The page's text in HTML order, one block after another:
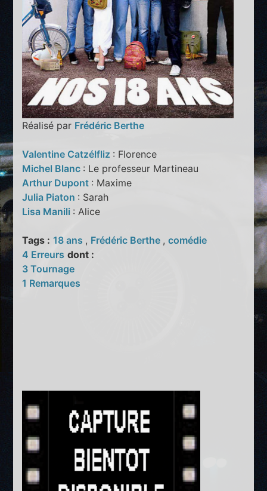
Réalisé par Frédéric Berthe
Valentine Catzélfliz : Florence
Michel Blanc : Le professeur Martineau
Arthur Dupont : Maxime
Julia Piaton : Sarah
Lisa Manili : Alice
Tags : 18 ans , Frédéric Berthe ,comédie
4 Erreurs dont :
3 Tournage
1 Remarques